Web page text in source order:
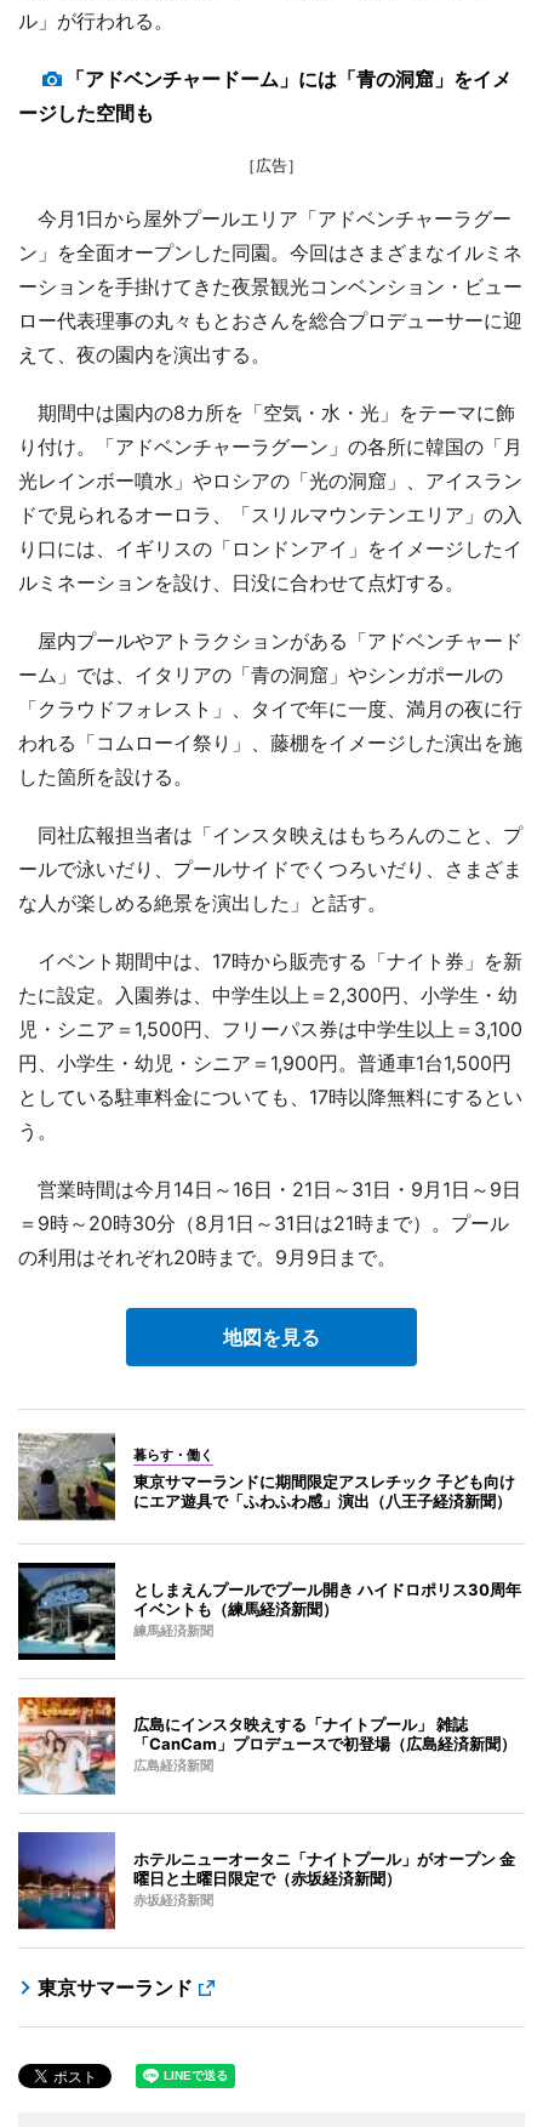
ル」が行われる。
「アドベンチャードーム」には「青の洞窟」をイメ
ージした空間も
［広告］
今月1日から屋外プールエリア「アドベンチャーラグー
ン」を全面オープンした同園。今回はさまざまなイルミネ
ーションを手掛けてきた夜景観光コンベンション・ビュー
ロー代表理事の丸々もとおさんを総合プロデューサーに迎
えて、夜の園内を演出する。
期間中は園内の8カ所を「空気・水・光」をテーマに飾
り付け。「アドベンチャーラグーン」の各所に韓国の「月
光レインボー噴水」やロシアの「光の洞窟」、アイスラン
ドで見られるオーロラ、「スリルマウンテンエリア」の入
り口には、イギリスの「ロンドンアイ」をイメージしたイ
ルミネーションを設け、日没に合わせて点灯する。
屋内プールやアトラクションがある「アドベンチャード
ーム」では、イタリアの「青の洞窟」やシンガポールの
「クラウドフォレスト」、タイで年に一度、満月の夜に行
われる「コムローイ祭り」、藤棚をイメージした演出を施
した箇所を設ける。
同社広報担当者は「インスタ映えはもちろんのこと、プ
ールで泳いだり、プールサイドでくつろいだり、さまざま
な人が楽しめる絶景を演出した」と話す。
イベント期間中は、17時から販売する「ナイト券」を新
たに設定。入園券は、中学生以上＝2,300円、小学生・幼
児・シニア＝1,500円、フリーパス券は中学生以上＝3,100
円、小学生・幼児・シニア＝1,900円。普通車1台1,500円
としている駐車料金についても、17時以降無料にするとい
う。
営業時間は今月14日～16日・21日～31日・9月1日～9日
＝9時～20時30分（8月1日～31日は21時まで）。プール
の利用はそれぞれ20時まで。9月9日まで。
地図を見る
暮らす・働く
東京サマーランドに期間限定アスレチック 子ども向け
にエア遊具で「ふわふわ感」演出（八王子経済新聞）
としまえんプールでプール開き ハイドロポリス30周年
イベントも（練馬経済新聞）
練馬経済新聞
広島にインスタ映えする「ナイトプール」 雑誌
「CanCam」プロデュースで初登場（広島経済新聞）
広島経済新聞
ホテルニューオータニ「ナイトプール」がオープン 金
曜日と土曜日限定で（赤坂経済新聞）
赤坂経済新聞
東京サマーランド